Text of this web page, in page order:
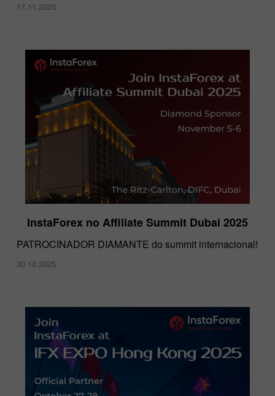
17.11.2025
InstaForex no Affiliate Summit Dubai 2025
PATROCINADOR DIAMANTE do summit internacional!
30.10.2025